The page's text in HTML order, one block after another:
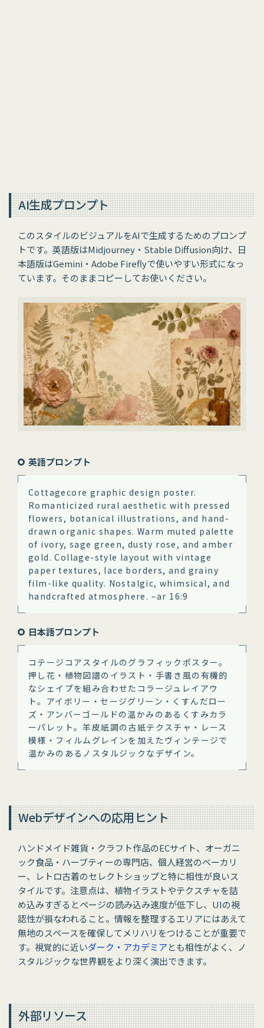
AI生成プロンプト
このスタイルのビジュアルをAIで生成するためのプロンプ
トです。英語版はMidjourney・Stable Diffusion向け、日
本語版はGemini・Adobe Fireflyで使いやすい形式になっ
ています。そのままコピーしてお使いください。
英語プロンプト
Cottagecore graphic design poster.
Romanticized rural aesthetic with pressed
flowers, botanical illustrations, and hand-
drawn organic shapes. Warm muted palette
of ivory, sage green, dusty rose, and amber
gold. Collage-style layout with vintage
paper textures, lace borders, and grainy
film-like quality. Nostalgic, whimsical, and
handcrafted atmosphere. –ar 16:9
日本語プロンプト
コテージコアスタイルのグラフィックポスター。
押し花・植物図譜のイラスト・手書き風の有機的
なシェイプを組み合わせたコラージュレイアウ
ト。アイボリー・セージグリーン・くすんだロー
ズ・アンバーゴールドの温かみのあるくすみカラ
ーパレット。羊皮紙調の古紙テクスチャ・レース
模様・フィルムグレインを加えたヴィンテージで
温かみのあるノスタルジックなデザイン。
Webデザインへの応用ヒント
ハンドメイド雑貨・クラフト作品のECサイト、オーガニ
ック食品・ハーブティーの専門店、個人経営のベーカリ
ー、レトロ古着のセレクトショップと特に相性が良いス
タイルです。注意点は、植物イラストやテクスチャを詰
め込みすぎるとページの読み込み速度が低下し、UIの視
認性が損なわれること。情報を整理するエリアにはあえて
無地のスペースを確保してメリハリをつけることが重要で
す。視覚的に近いダーク・アカデミアとも相性がよく、ノ
スタルジックな世界観をより深く演出できます。
外部リソース